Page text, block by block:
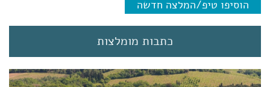
e
n
הוסיפו טיפ/המלצה חדשה
כתבות מומלצות